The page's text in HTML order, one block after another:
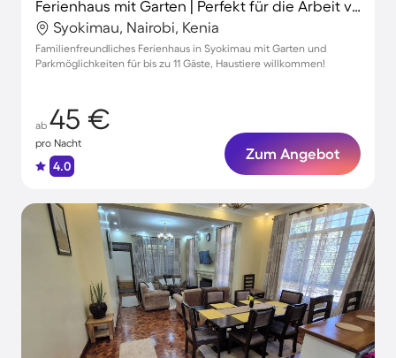
Ferienhaus mit Garten | Perfekt für die Arbeit von Zuhause
Syokimau, Nairobi, Kenia
Familienfreundliches Ferienhaus in Syokimau mit Garten und
Parkmöglichkeiten für bis zu 11 Gäste, Haustiere willkommen!
ab 45 €
pro Nacht
4.0
Zum Angebot